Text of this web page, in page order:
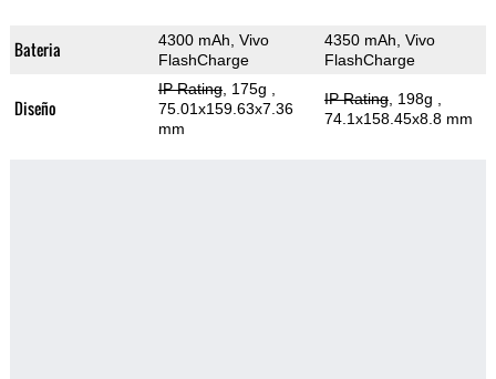
Bateria
4300 mAh, Vivo
FlashCharge
4350 mAh, Vivo
FlashCharge
Diseño
IP Rating, 175g
75.01x159.63x7.36
mm
IP Rating, 198g
74.1x158.45x8.8 mm